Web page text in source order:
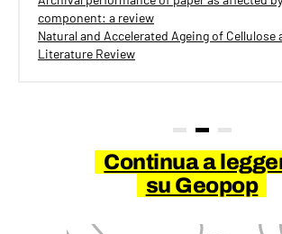
component: a review
Natural and Accelerated Ageing of Cellulose
Literature Review
Continua a
su Geopop